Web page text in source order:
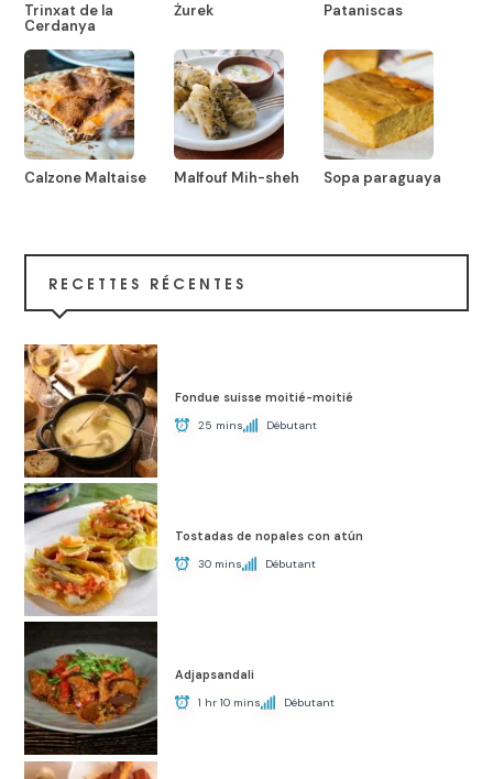
Trinxat de la
Cerdanya
Żurek Pataniscas
Calzone Maltaise Malfouf Mih-sheh Sopa paraguaya
RECETTES RÉCENTES
Fondue suisse moitié-moitié
25 mins Débutant
Tostadas de nopales con atún
30 mins Débutant
Adjapsandali
1 hr 10 mins Débutant